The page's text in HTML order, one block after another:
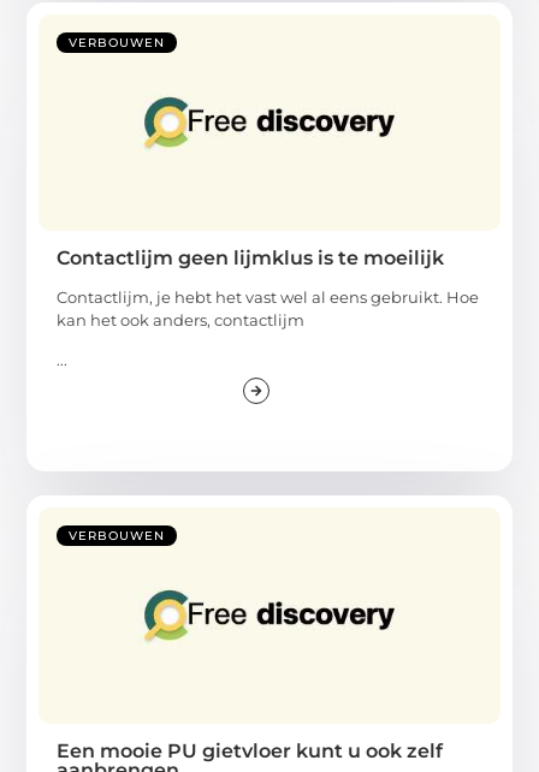
VERBOUWEN
Contactlijm geen lijmklus is te moeilijk
Contactlijm, je hebt het vast wel al eens gebruikt. Hoe
kan het ook anders, contactlijm
...
VERBOUWEN
Een mooie PU gietvloer kunt u ook zelf